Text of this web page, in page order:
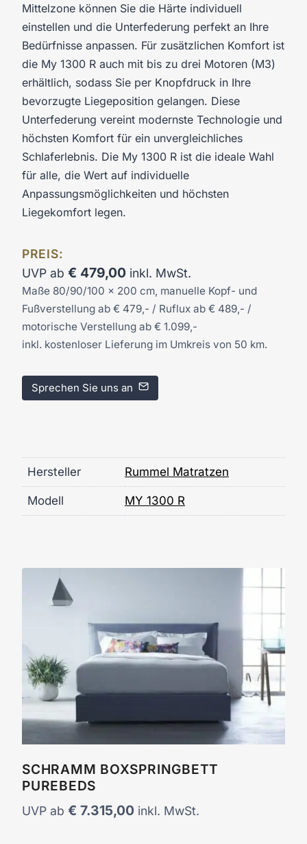
Mittelzone können Sie die Härte individuell
einstellen und die Unterfederung perfekt an Ihre
Bedürfnisse anpassen. Für zusätzlichen Komfort ist
die My 1300 R auch mit bis zu drei Motoren (M3)
erhältlich, sodass Sie per Knopfdruck in Ihre
bevorzugte Liegeposition gelangen. Diese
Unterfederung vereint modernste Technologie und
höchsten Komfort für ein unvergleichliches
Schlaferlebnis. Die My 1300 R ist die ideale Wahl
für alle, die Wert auf individuelle
Anpassungsmöglichkeiten und höchsten
Liegekomfort legen.
PREIS:
UVP ab € 479,00 inkl. MwSt.
Maße 80/90/100 x 200 cm, manuelle Kopf- und
Fußverstellung ab € 479,- / Ruflux ab € 489,- /
motorische Verstellung ab € 1.099,-
inkl. kostenloser Lieferung im Umkreis von 50 km.
Sprechen Sie uns an
Hersteller Rummel Matratzen
Modell MY 1300 R
SCHRAMM BOXSPRINGBETT
PUREBEDS
UVP ab € 7.315,00 inkl. MwSt.